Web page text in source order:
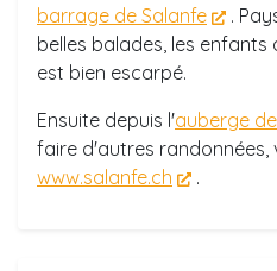
barrage de Salanfe
.
belles balades, les enfants
est bien escarpé.
Ensuite depuis l'auberge
faire d'autres randonnées,
www.salanfe.ch
.